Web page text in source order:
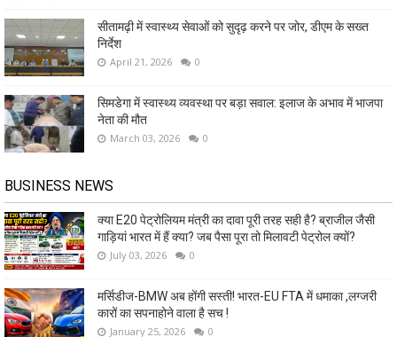
सीतामढ़ी में स्वास्थ्य सेवाओं को सुदृढ़ करने पर जोर, डीएम के सख्त
निर्देश
April 21, 2026 0
सिमडेगा में स्वास्थ्य व्यवस्था पर बड़ा सवाल: इलाज के अभाव में भाजपा
नेता की मौत
March 03, 2026 0
BUSINESS NEWS
क्या E20 पेट्रोलियम मंत्री का दावा पूरी तरह सही है? ब्राजील जैसी
गाड़ियां भारत में हैं क्या? जब पैसा पूरा तो मिलावटी पेट्रोल क्यों?
July 03, 2026 0
मर्सिडीज-BMW अब होंगी सस्ती! भारत-EU FTA में धमाका ,लग्जरी
कारों का सपनाहोने वाला है सच !
January 25, 2026 0